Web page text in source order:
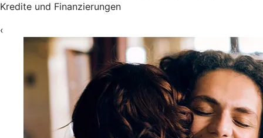
Kredite und Finanzierungen
‹